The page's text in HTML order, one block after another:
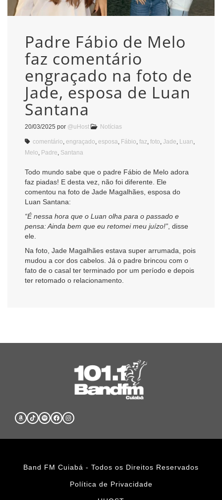
Padre Fábio de Melo
faz comentário
engraçado na foto de
Jade, esposa de Luan
Santana
20/03/2025 por @uHost Notícias
comentário engraçado esposa Fábio faz foto Jade Luan
Melo Padre Santana
Todo mundo sabe que o padre Fábio de Melo adora
faz piadas! E desta vez, não foi diferente. Ele
comentou na foto de Jade Magalhães, esposa do
Luan Santana:
“É nessa hora que o Luan olha para o passado e
pensa: Ainda bem que eu retomei meu juízo!” , disse
ele.
Na foto, Jade Magalhães estava super arrumada, pois
mudou a cor dos cabelos. Já o padre brincou com o
fato de o casal ter terminado por um período e depois
ter retomado o relacionamento.
Band FM Cuiabá - Todos os Direitos Reservados
Política de Privacidade